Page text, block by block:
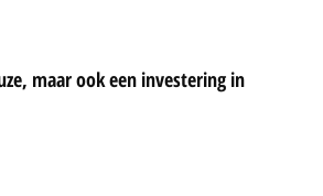
maar ook een investering in